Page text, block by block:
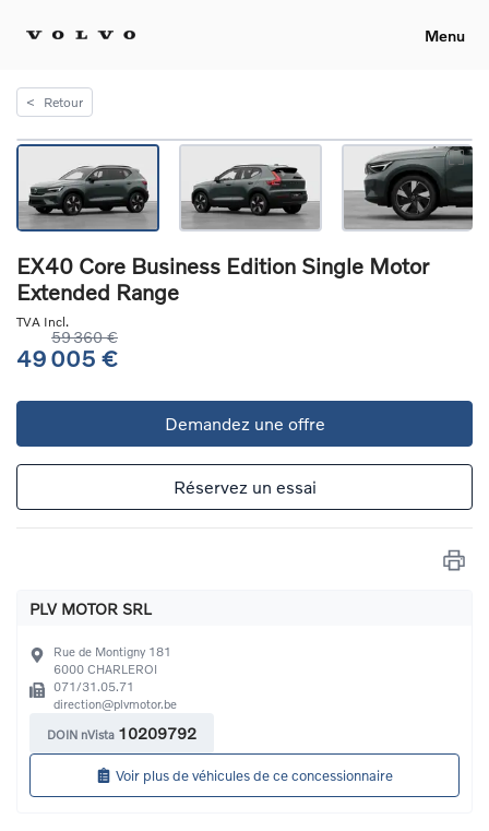
Menu
< Retour
EX40 Core Business Edition Single Motor
Extended Range
TVA Incl.
59 360 €
49 005 €
Demandez une offre
Réservez un essai
PLV MOTOR SRL
Rue de Montigny 181
6000 CHARLEROI
071/31.05.71
direction@plvmotor.be
DOIN nVista 10209792
Voir plus de véhicules de ce concessionnaire